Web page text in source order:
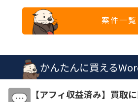
案件一覧
かんたんに買える
【アフィ収益済み】買取